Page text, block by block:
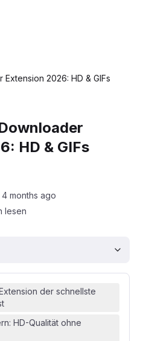
2026: HD & GIFs
HD & GIFs
4 months ago
lesen
der schnellste
HD-Qualität ohne